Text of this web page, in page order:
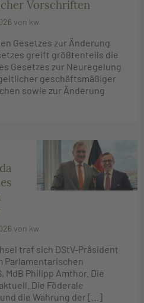
Vorschriften
von kw
Gesetzes zur Änderung
greift größtenteils die
Gesetzes zur Neuregelung
geschäftsmäßiger
sowie zur Änderung
von kw
traf sich DStV-Präsident
Parlamentarischen
MdB Philipp Amthor. Die
Die Föderale
die Wahrung der […]